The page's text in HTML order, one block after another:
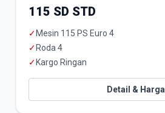
115 SD STD
✓ Mesin 115 PS Euro 4
✓ Roda 4
✓ Kargo Ringan
Detail & Harga